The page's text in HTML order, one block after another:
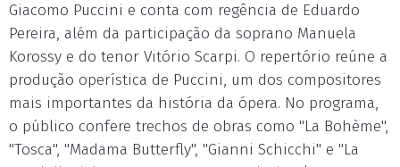
Giacomo Puccini e conta com regência de Eduardo
Pereira, além da participação da soprano Manuela
Korossy e do tenor Vitório Scarpi. O repertório reúne a
produção operística de Puccini, um dos compositores
mais importantes da história da ópera. No programa,
o público confere trechos de obras como "La Bohème",
"Tosca", "Madama Butterfly", "Gianni Schicchi" e "La